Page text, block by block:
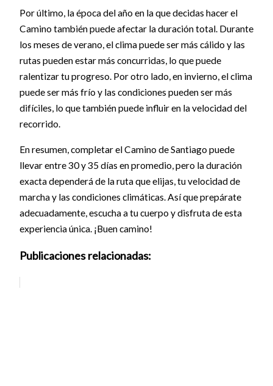
Por último, la época del año en la que decidas hacer el
Camino también puede afectar la duración total. Durante
los meses de verano, el clima puede ser más cálido y las
rutas pueden estar más concurridas, lo que puede
ralentizar tu progreso. Por otro lado, en invierno, el clima
puede ser más frío y las condiciones pueden ser más
difíciles, lo que también puede influir en la velocidad del
recorrido.
En resumen, completar el Camino de Santiago puede
llevar entre 30 y 35 días en promedio, pero la duración
exacta dependerá de la ruta que elijas, tu velocidad de
marcha y las condiciones climáticas. Así que prepárate
adecuadamente, escucha a tu cuerpo y disfruta de esta
experiencia única. ¡Buen camino!
Publicaciones relacionadas: